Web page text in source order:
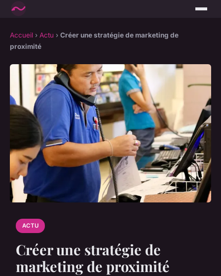
Accueil › Actu › Créer une stratégie de marketing de
proximité
ACTU
Créer une stratégie de
marketing de proximité